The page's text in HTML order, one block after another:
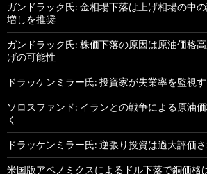
ガンドラック氏: 金相場下落は上げ相場の中
増しを推奨
ガンドラック氏: 株価下落の原因は原油価格
げの可能性
ドラッケンミラー氏: 投資家が失業率を監視
ソロスファンド: イランとの戦争による原油
く
ドラッケンミラー氏: 逆張り投資は過大評価
米国版アベノミクスによるドル下落で銅価格